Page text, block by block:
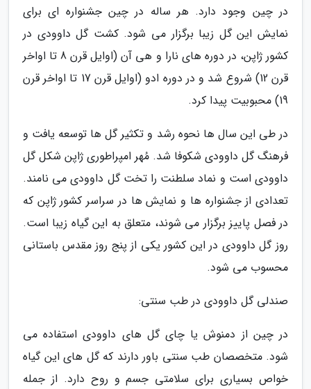
در چین وجود دارد. هر ساله در چین جشنواره ای برای
نمایش این گل زیبا برگزار می شود. کشت گل داوودی در
کشور ژاپن، در دوره های نارا و هی آن (اوایل قرن 8 تا اواخر
قرن 12) شروع شد و در دوره ادو (اوایل قرن 17 تا اواخر قرن
19) محبوبیت پیدا کرد.
در طی این سال ها نحوه رشد و تکثیر گل ها توسعه یافت و
فرهنگ گل داوودی شکوفا شد. مُهر امپراطوری ژاپن شکل گل
داوودی است و نماد سلطنت را تخت گل داوودی می نامند.
تعدادی از جشنواره ها و نمایش ها در سراسر کشور ژاپن که
در فصل پاییز برگزار می شوند، متعلق به این گیاه زیبا است.
روز گل داوودی در این کشور یکی از پنج روز مقدس باستانی
محسوب می شود.
صندلی گل داوودی در طب سنتی:
در چین از دمنوش یا چای گل های داوودی استفاده می
شود. متخصصان طب سنتی باور دارند که گل های این گیاه
خواص بسیاری برای سلامتی جسم و روح دارد. از جمله